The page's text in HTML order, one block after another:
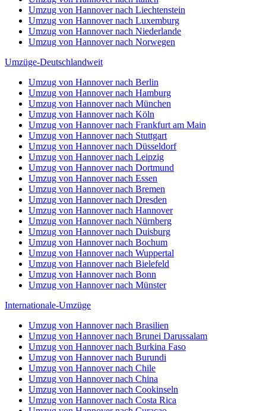
Umzug von Hannover nach Liechtenstein
Umzug von Hannover nach Luxemburg
Umzug von Hannover nach Niederlande
Umzug von Hannover nach Norwegen
Umzüge-Deutschlandweit
Umzug von Hannover nach Berlin
Umzug von Hannover nach Hamburg
Umzug von Hannover nach München
Umzug von Hannover nach Köln
Umzug von Hannover nach Frankfurt am Main
Umzug von Hannover nach Stuttgart
Umzug von Hannover nach Düsseldorf
Umzug von Hannover nach Leipzig
Umzug von Hannover nach Dortmund
Umzug von Hannover nach Essen
Umzug von Hannover nach Bremen
Umzug von Hannover nach Dresden
Umzug von Hannover nach Hannover
Umzug von Hannover nach Nürnberg
Umzug von Hannover nach Duisburg
Umzug von Hannover nach Bochum
Umzug von Hannover nach Wuppertal
Umzug von Hannover nach Bielefeld
Umzug von Hannover nach Bonn
Umzug von Hannover nach Münster
Internationale-Umzüge
Umzug von Hannover nach Brasilien
Umzug von Hannover nach Brunei Darussalam
Umzug von Hannover nach Burkina Faso
Umzug von Hannover nach Burundi
Umzug von Hannover nach Chile
Umzug von Hannover nach China
Umzug von Hannover nach Cookinseln
Umzug von Hannover nach Costa Rica